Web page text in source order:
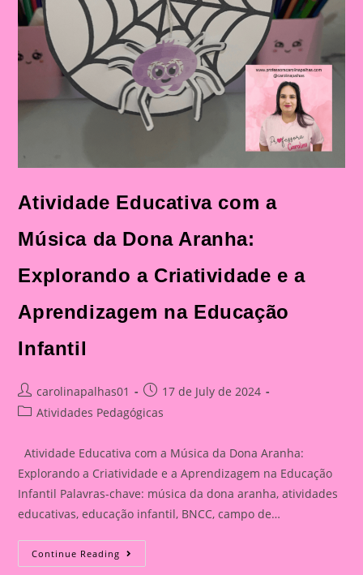
Atividade Educativa com a
Música da Dona Aranha:
Explorando a Criatividade e a
Aprendizagem na Educação
Infantil
Post
author:
carolinapalhas01
Post
published:
17 de July de 2024
PostAtividades Pedagógicas
Atividade Educativa com a Música da Dona Aranha:
Explorando a Criatividade e a Aprendizagem na Educação
Infantil Palavras-chave: música da dona aranha, atividades
educativas, educação infantil, BNCC, campo de…
Continue Reading Atividade
Educativa